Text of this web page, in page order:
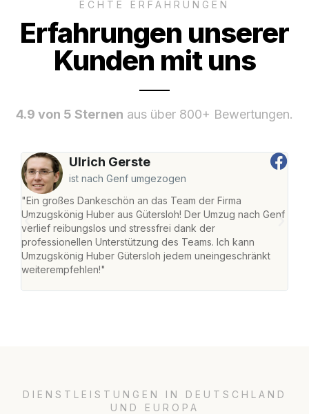
ECHTE ERFAHRUNGEN
Erfahrungen unserer
Kunden mit uns
4.9 von 5 Sternen aus über 800+ Bewertungen.
Ulrich Gerste
ist nach Genf umgezogen
"Ein großes Dankeschön an das Team der Firma
Umzugskönig Huber aus Gütersloh! Der Umzug nach Genf
verlief reibungslos und stressfrei dank der
professionellen Unterstützung des Teams. Ich kann
Umzugskönig Huber Gütersloh jedem uneingeschränkt
weiterempfehlen!"
DIENSTLEISTUNGEN IN DEUTSCHLAND
UND EUROPA